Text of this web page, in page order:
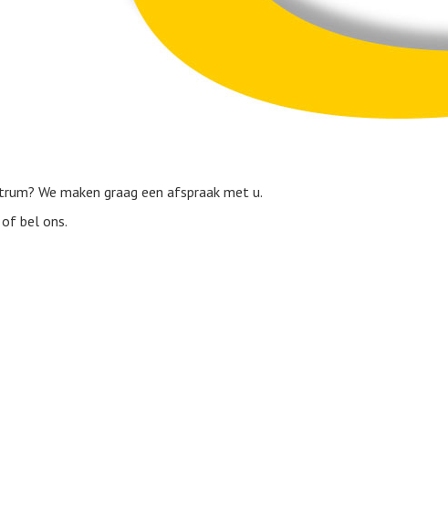
We maken graag een afspraak met u.
bel ons.